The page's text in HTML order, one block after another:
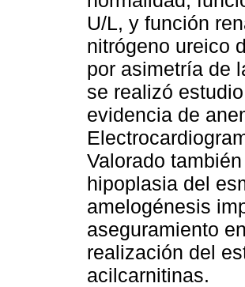
U/L, y función
nitrógeno ureico
por asimetría de
se realizó
evidencia de
Valorado
hipoplasia del
amelogénesis
aseguramiento
realización del
acilcarnitinas.